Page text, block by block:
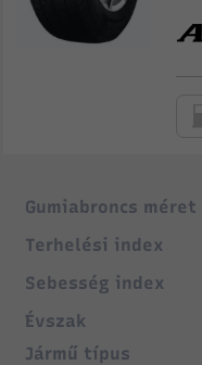
Gumiabroncs méret
Terhelési index
Sebesség index
Évszak
Jármű típus